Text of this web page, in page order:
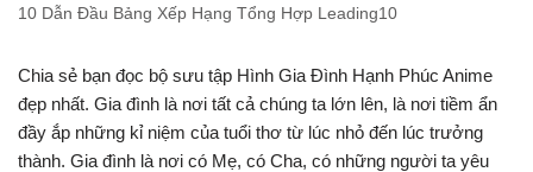
10 Dẫn Đầu Bảng Xếp Hạng Tổng Hợp Leading10
Chia sẻ bạn đọc bộ sưu tập Hình Gia Đình Hạnh Phúc Anime
đẹp nhất. Gia đình là nơi tất cả chúng ta lớn lên, là nơi tiềm ẩn
đầy ắp những kỉ niệm của tuổi thơ từ lúc nhỏ đến lúc trưởng
thành. Gia đình là nơi có Mẹ, có Cha, có những người ta yêu